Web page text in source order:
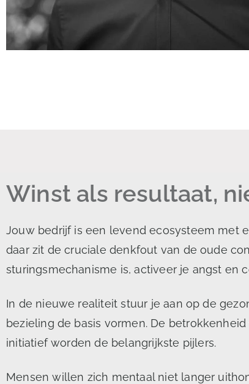
Winst als resultaat,
Jouw bedrijf is een levend ecosysteem met
daar zit de cruciale denkfout van de oude
sturingsmechanisme is, activeer je angst en
In de nieuwe realiteit stuur je aan op de
bezieling de basis vormen. De
initiatief worden de belangrijkste pijlers.
Mensen willen zich mentaal niet langer